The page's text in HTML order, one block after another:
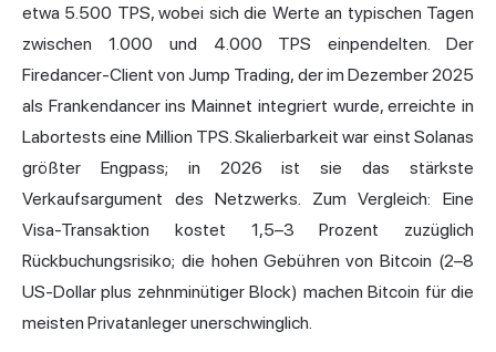
etwa 5.500 TPS, wobei sich die Werte an typischen Tagen
zwischen 1.000 und 4.000 TPS einpendelten. Der
Firedancer-Client von Jump Trading, der im Dezember 2025
als Frankendancer ins Mainnet integriert wurde, erreichte in
Labortests eine Million TPS. Skalierbarkeit war einst Solanas
größter Engpass; in 2026 ist sie das stärkste
Verkaufsargument des Netzwerks. Zum Vergleich: Eine
Visa-Transaktion kostet 1,5–3 Prozent zuzüglich
Rückbuchungsrisiko; die hohen Gebühren von Bitcoin (2–8
US-Dollar plus zehnminütiger Block) machen Bitcoin für die
meisten Privatanleger unerschwinglich.